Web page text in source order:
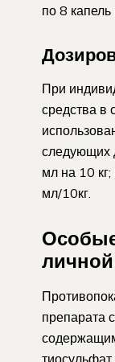
по 8
При
средства в
следующих
мл на 10
мл/10кг.
препарата